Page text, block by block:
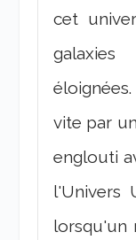
cet
vite par
englouti
l'Univers
lorsqu'un